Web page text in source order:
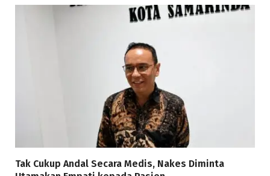
Tak Cukup Andal Secara Medis, Nakes Diminta